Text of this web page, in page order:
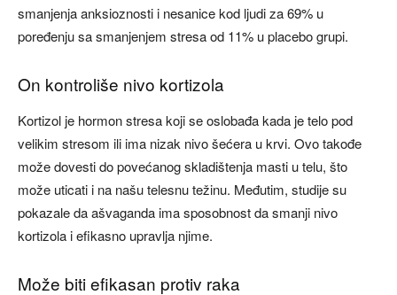
smanjenja anksioznosti i nesanice kod ljudi za 69% u
poređenju sa smanjenjem stresa od 11% u placebo grupi.
On kontroliše nivo kortizola
Kortizol je hormon stresa koji se oslobađa kada je telo pod
velikim stresom ili ima nizak nivo šećera u krvi. Ovo takođe
može dovesti do povećanog skladištenja masti u telu, što
može uticati i na našu telesnu težinu. Međutim, studije su
pokazale da ašvaganda ima sposobnost da smanji nivo
kortizola i efikasno upravlja njime.
Može biti efikasan protiv raka